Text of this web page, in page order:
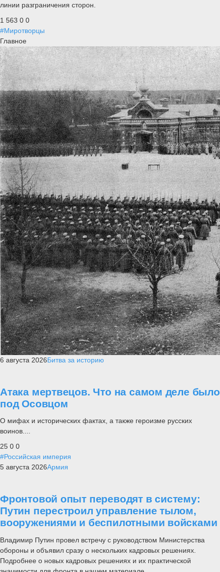
линии разграничения сторон.
1 563 0 0
#Миротворцы
Главное
6 августа 2026Битва за историю
Атака мертвецов. Что на самом деле было
под Осовцом
О мифах и исторических фактах, а также героизме русских
воинов....
25 0 0
#Российская империя
5 августа 2026Армия
Фронтовой опыт переводят в систему:
Путин перестроил управление тылом,
вооружениями и беспилотными войсками
Владимир Путин провел встречу с руководством Министерства
обороны и объявил сразу о нескольких кадровых решениях.
Подробнее о новых кадровых решениях и их практической